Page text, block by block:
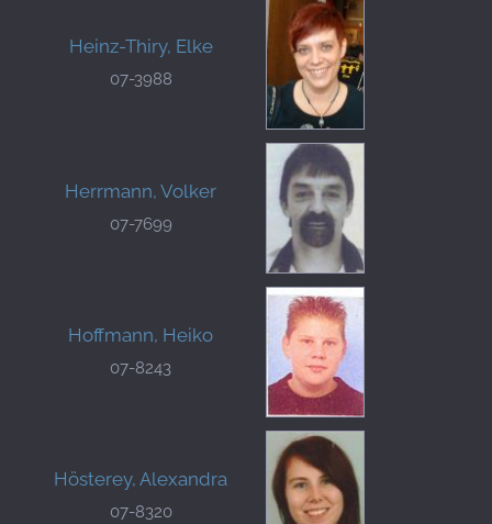
Heinz-Thiry, Elke
07-3988
Herrmann, Volker
07-7699
Hoffmann, Heiko
07-8243
Hösterey, Alexandra
07-8320